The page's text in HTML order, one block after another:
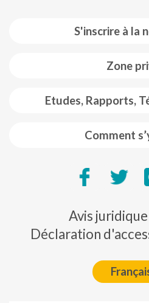
S'inscrire à la
Zone
Etudes, Rapports,
Comment
Avis juridique
Déclaration